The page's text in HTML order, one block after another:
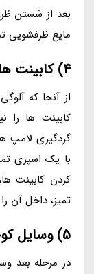
بعد از شستن
مایع ظرفشویی
4) کابینت ها را گردگیری کنید
از آنجا که
کابینت ها را
گردگیری لامپ
با یک اسپری
کردن کابینت
تمیز، داخل آن
5) وسایل کوچک برقی را تمیز کنید
در مرحله بعد